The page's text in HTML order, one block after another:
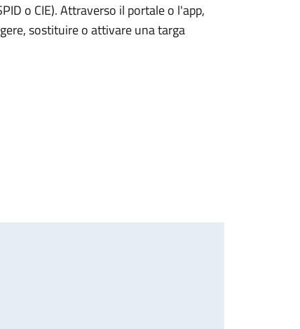
o CIE). Attraverso il portale o l'app,
sostituire o attivare una targa